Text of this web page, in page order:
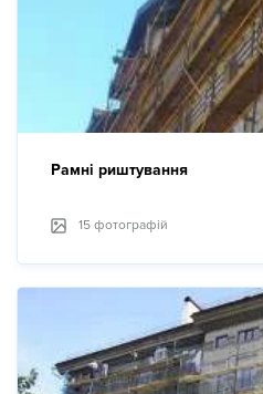
Рамні риштування
15 фотографій